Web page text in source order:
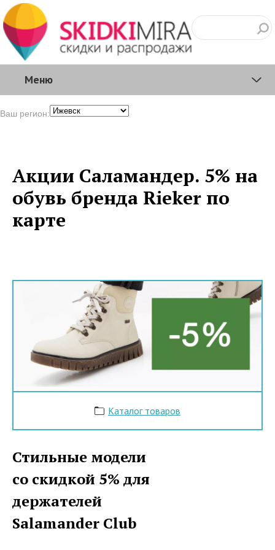
Меню
Ваш регион:
Акции Саламандер. 5% на
обувь бренда Rieker по
карте
Каталог товаров
Стильные модели
со скидкой 5% для
держателей
Salamander Club